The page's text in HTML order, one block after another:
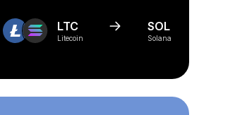
LTC
Litecoin
SOL
Solana